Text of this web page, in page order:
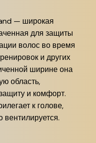
— широкая
для защиты
волос во время
и других
ширине она
область,
и комфорт.
к голове,
вентилируется.